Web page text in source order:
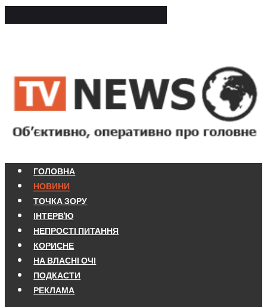
ГОЛОВНА
НОВИНИ
ТОЧКА ЗОРУ
ІНТЕРВ'Ю
НЕПРОСТІ ПИТАННЯ
КОРИСНЕ
НА ВЛАСНІ ОЧІ
ПОДКАСТИ
РЕКЛАМА